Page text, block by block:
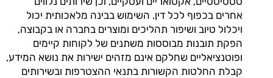
אחרים בכפוף לכל דין. השימוש בבינה מלאכותית יכול
ויכלול טיוב ושיפור תהליכים ומוצרים בחברה או בקבוצה,
הפקת תובנות מבוססות משתנים של לקוחות קיימים
ופוטנציאליים שחלקם אינם מזהים ישירות את נושא המידע,
קבלת החלטות הקשורות בתנאי ההצטרפות ובשירותים